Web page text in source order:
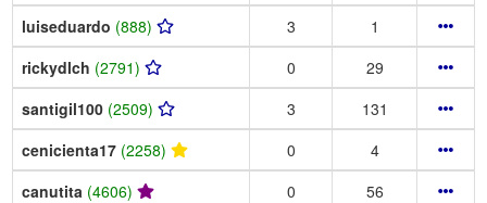
luiseduardo (888) 3
1
rickydlch (2791) 0
29
santigil100 (2509) 3
131
cenicienta17 (2258) 0
4
canutita (4606) 0
56